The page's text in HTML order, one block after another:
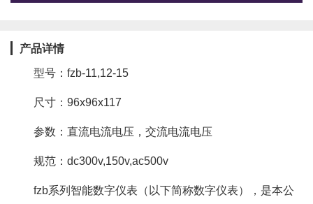
产品详情
型号：fzb-11,12-15
尺寸：96x96x117
参数：直流电流电压，交流电流电压
规范：dc300v,150v,ac500v
fzb系列智能数字仪表（以下简称数字仪表），是本公